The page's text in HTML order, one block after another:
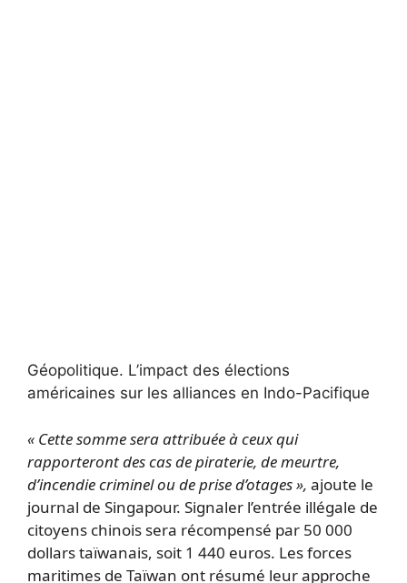
Géopolitique. L’impact des élections
américaines sur les alliances en Indo-Pacifique
« Cette somme sera attribuée à ceux qui
rapporteront des cas de piraterie, de meurtre,
d’incendie criminel ou de prise d’otages », ajoute le
journal de Singapour. Signaler l’entrée illégale de
citoyens chinois sera récompensé par 50 000
dollars taïwanais, soit 1 440 euros. Les forces
maritimes de Taïwan ont résumé leur approche